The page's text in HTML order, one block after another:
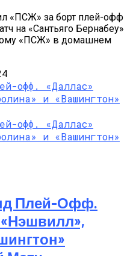
«ПСЖ» за борт плей-офф
на «Сантьяго Бернабеу»
«ПСЖ» в домашнем
Плей-Офф.